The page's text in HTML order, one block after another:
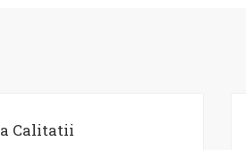
Calitatii